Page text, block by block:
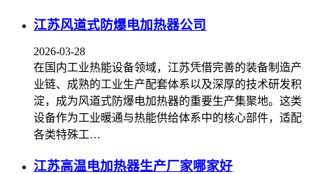
江苏风道式防爆电加热器公司
2026-03-28
在国内工业热能设备领域，江苏凭借完善的装备制造产
业链、成熟的工业生产配套体系以及深厚的技术研发积
淀，成为风道式防爆电加热器的重要生产集聚地。这类
设备作为工业暖通与热能供给体系中的核心部件，适配
各类特殊工…
江苏高温电加热器生产厂家哪家好